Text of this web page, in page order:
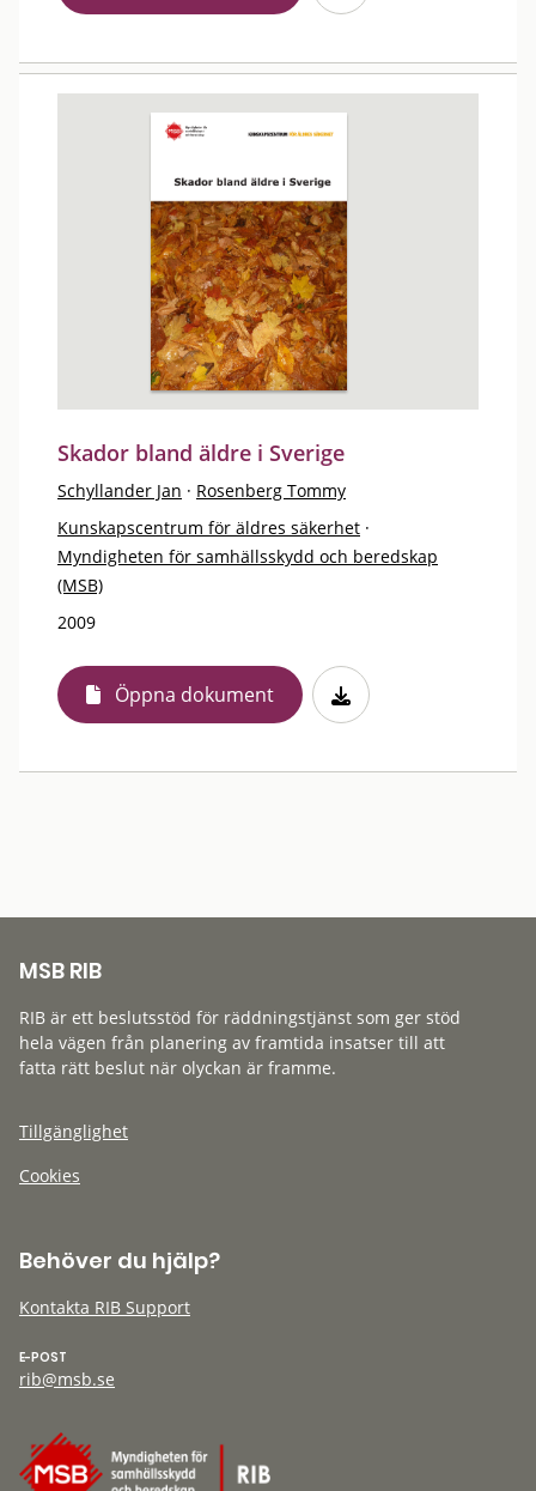
Skador bland äldre i Sverige
Schyllander Jan · Rosenberg Tommy
Kunskapscentrum för äldres säkerhet ·
Myndigheten för samhällsskydd och beredskap
(MSB)
2009
Öppna dokument
MSB RIB
RIB är ett beslutsstöd för räddningstjänst som ger stöd
hela vägen från planering av framtida insatser till att
fatta rätt beslut när olyckan är framme.
Tillgänglighet
Cookies
Behöver du hjälp?
Kontakta RIB Support
E-POST
rib@msb.se